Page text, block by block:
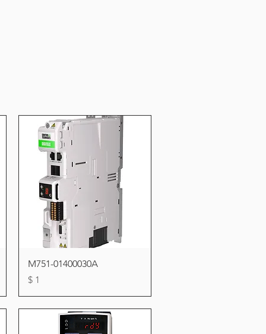
Vista rápida
M751-01400030A
Precio
$ 1